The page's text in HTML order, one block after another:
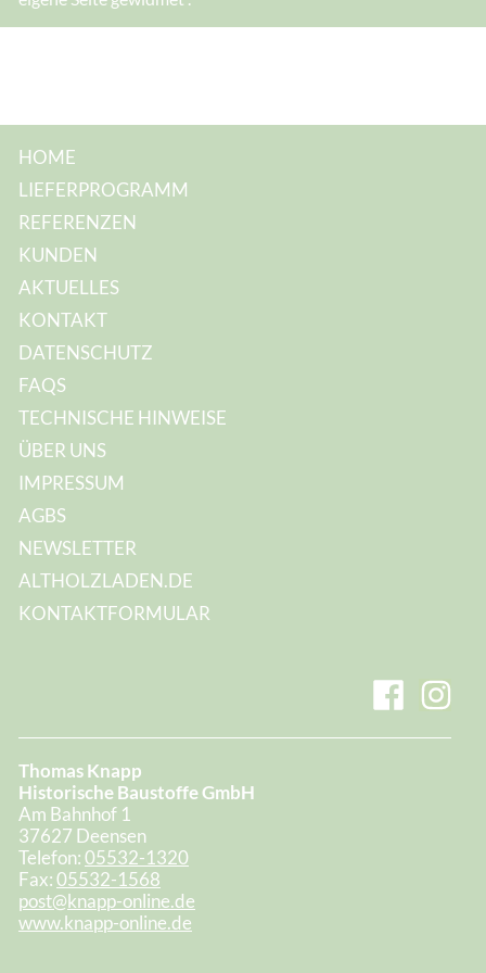
h
HOME
LIEFERPROGRAMM
REFERENZEN
KUNDEN
AKTUELLES
KONTAKT
DATENSCHUTZ
FAQS
TECHNISCHE HINWEISE
ÜBER UNS
IMPRESSUM
AGBS
NEWSLETTER
ALTHOLZLADEN.DE
KONTAKTFORMULAR
Thomas Knapp
Historische Baustoffe GmbH
Am Bahnhof 1
37627 Deensen
Telefon:05532-1320
Fax:05532-1568
post@knapp-online.de
www.knapp-online.de